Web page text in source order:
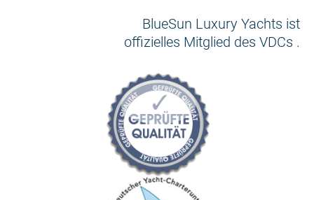
BlueSun Luxury Yachts ist
offizielles Mitglied des VDCs .